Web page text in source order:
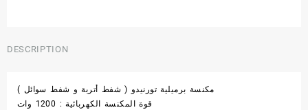
DESCRIPTION
مكنسة برميلية تورنيدو ( شفط أتربة و شفط سوائل )
قوة المكنسة الكهربائية : 1200 وات